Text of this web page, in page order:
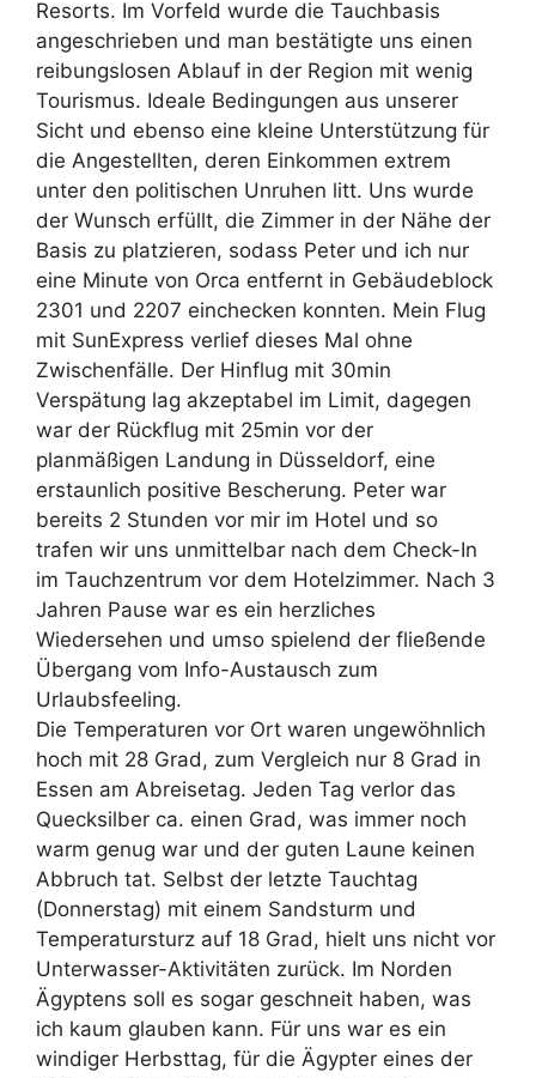
Resorts. Im Vorfeld wurde die Tauchbasis
angeschrieben und man bestätigte uns einen
reibungslosen Ablauf in der Region mit wenig
Tourismus. Ideale Bedingungen aus unserer
Sicht und ebenso eine kleine Unterstützung für
die Angestellten, deren Einkommen extrem
unter den politischen Unruhen litt. Uns wurde
der Wunsch erfüllt, die Zimmer in der Nähe der
Basis zu platzieren, sodass Peter und ich nur
eine Minute von Orca entfernt in Gebäudeblock
2301 und 2207 einchecken konnten. Mein Flug
mit SunExpress verlief dieses Mal ohne
Zwischenfälle. Der Hinflug mit 30min
Verspätung lag akzeptabel im Limit, dagegen
war der Rückflug mit 25min vor der
planmäßigen Landung in Düsseldorf, eine
erstaunlich positive Bescherung. Peter war
bereits 2 Stunden vor mir im Hotel und so
trafen wir uns unmittelbar nach dem Check-In
im Tauchzentrum vor dem Hotelzimmer. Nach 3
Jahren Pause war es ein herzliches
Wiedersehen und umso spielend der fließende
Übergang vom Info-Austausch zum
Urlaubsfeeling.
Die Temperaturen vor Ort waren ungewöhnlich
hoch mit 28 Grad, zum Vergleich nur 8 Grad in
Essen am Abreisetag. Jeden Tag verlor das
Quecksilber ca. einen Grad, was immer noch
warm genug war und der guten Laune keinen
Abbruch tat. Selbst der letzte Tauchtag
(Donnerstag) mit einem Sandsturm und
Temperatursturz auf 18 Grad, hielt uns nicht vor
Unterwasser-Aktivitäten zurück. Im Norden
Ägyptens soll es sogar geschneit haben, was
ich kaum glauben kann. Für uns war es ein
windiger Herbsttag, für die Ägypter eines der